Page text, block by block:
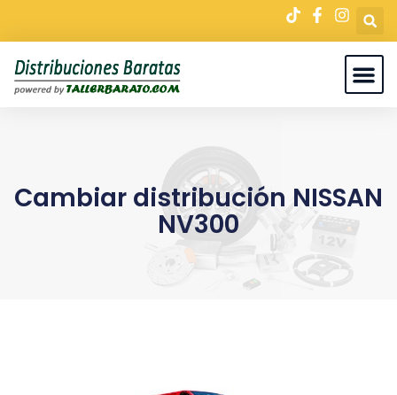
Cambiar distribución NISSAN
NV300